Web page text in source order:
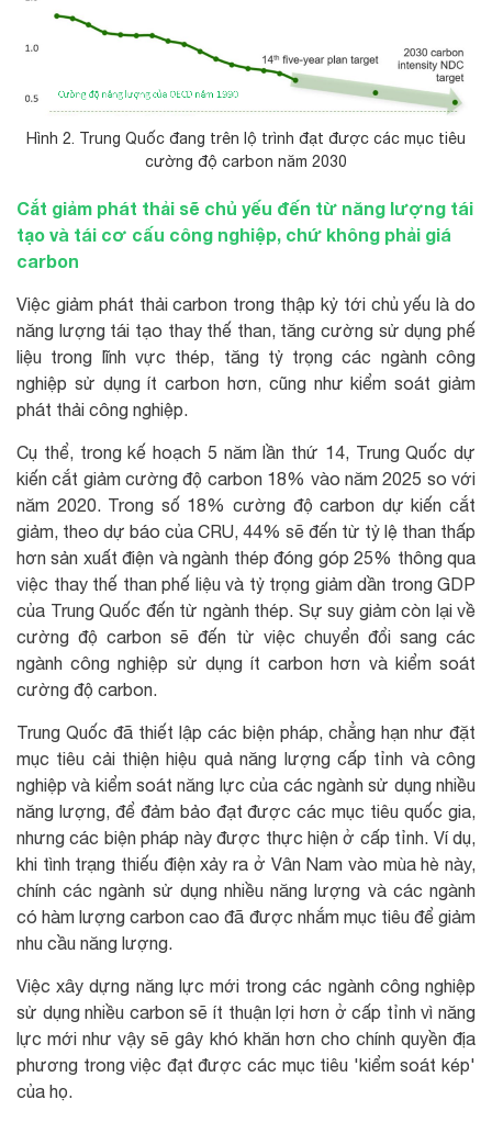
Hình 2. Trung Quốc đang trên lộ trình đạt được các mục tiêu
cường độ carbon năm 2030
Cắt giảm phát thải sẽ chủ yếu đến từ năng lượng tái
tạo và tái cơ cấu công nghiệp, chứ không phải giá
carbon
Việc giảm phát thải carbon trong thập kỷ tới chủ yếu là do
năng lượng tái tạo thay thế than, tăng cường sử dụng phế
liệu trong lĩnh vực thép, tăng tỷ trọng các ngành công
nghiệp sử dụng ít carbon hơn, cũng như kiểm soát giảm
phát thải công nghiệp.
Cụ thể, trong kế hoạch 5 năm lần thứ 14, Trung Quốc dự
kiến cắt giảm cường độ carbon 18% vào năm 2025 so với
năm 2020. Trong số 18% cường độ carbon dự kiến cắt
giảm, theo dự báo của CRU, 44% sẽ đến từ tỷ lệ than thấp
hơn sản xuất điện và ngành thép đóng góp 25% thông qua
việc thay thế than phế liệu và tỷ trọng giảm dần trong GDP
của Trung Quốc đến từ ngành thép. Sự suy giảm còn lại về
cường độ carbon sẽ đến từ việc chuyển đổi sang các
ngành công nghiệp sử dụng ít carbon hơn và kiểm soát
cường độ carbon.
Trung Quốc đã thiết lập các biện pháp, chẳng hạn như đặt
mục tiêu cải thiện hiệu quả năng lượng cấp tỉnh và công
nghiệp và kiểm soát năng lực của các ngành sử dụng nhiều
năng lượng, để đảm bảo đạt được các mục tiêu quốc gia,
nhưng các biện pháp này được thực hiện ở cấp tỉnh. Ví dụ,
khi tình trạng thiếu điện xảy ra ở Vân Nam vào mùa hè này,
chính các ngành sử dụng nhiều năng lượng và các ngành
có hàm lượng carbon cao đã được nhắm mục tiêu để giảm
nhu cầu năng lượng.
Việc xây dựng năng lực mới trong các ngành công nghiệp
sử dụng nhiều carbon sẽ ít thuận lợi hơn ở cấp tỉnh vì năng
lực mới như vậy sẽ gây khó khăn hơn cho chính quyền địa
phương trong việc đạt được các mục tiêu 'kiểm soát kép'
của họ.